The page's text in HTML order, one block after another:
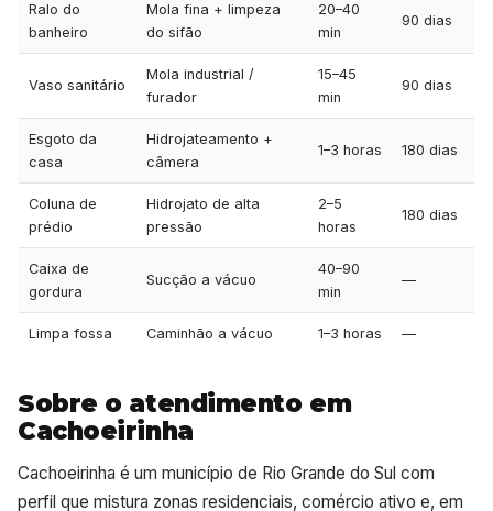
Ralo do
banheiro
Mola fina + limpeza
do sifão
20–40
min
90 dias
Vaso sanitário
Mola industrial /
furador
15–45
min
90 dias
Esgoto da
casa
Hidrojateamento +
câmera
1–3 horas 180 dias
Coluna de
prédio
Hidrojato de alta
pressão
2–5
horas
180 dias
Caixa de
gordura
Sucção a vácuo
40–90
min
—
Limpa fossa Caminhão a vácuo 1–3 horas —
Sobre o atendimento em
Cachoeirinha
Cachoeirinha é um município de Rio Grande do Sul com
perfil que mistura zonas residenciais, comércio ativo e, em